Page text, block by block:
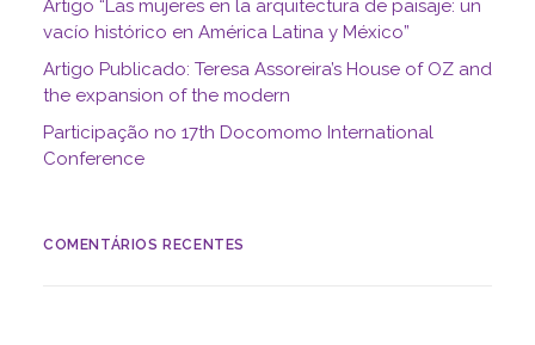
Artigo “Las mujeres en la arquitectura de paisaje: un
vacío histórico en América Latina y México”
Artigo Publicado: Teresa Assoreira’s House of OZ and
the expansion of the modern
Participação no 17th Docomomo International
Conference
COMENTÁRIOS RECENTES